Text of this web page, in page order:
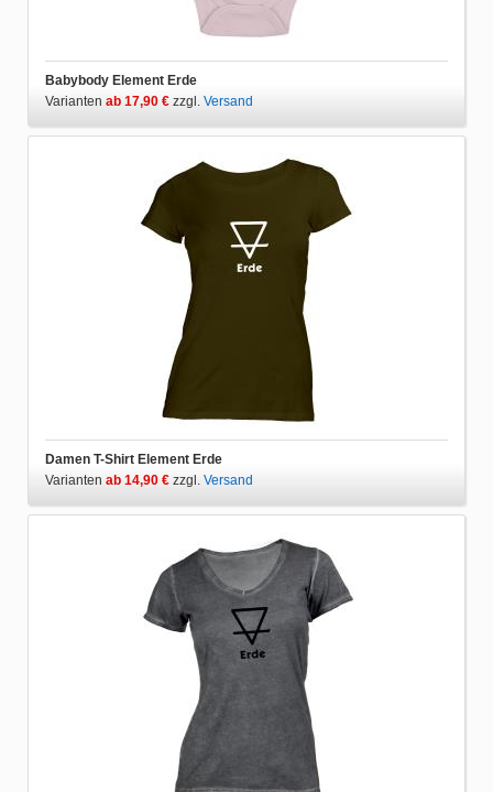
Babybody Element Erde
Varianten ab 17,90 € zzgl. Versand
Damen T-Shirt Element Erde
Varianten ab 14,90 € zzgl. Versand